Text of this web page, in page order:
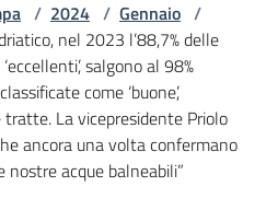
/ 2024 / Gennaio /
nel 2023 l’88,7% delle
salgono al 98%
come ‘buone’,
La vicepresidente Priolo
ancora una volta confermano
acque balneabili”